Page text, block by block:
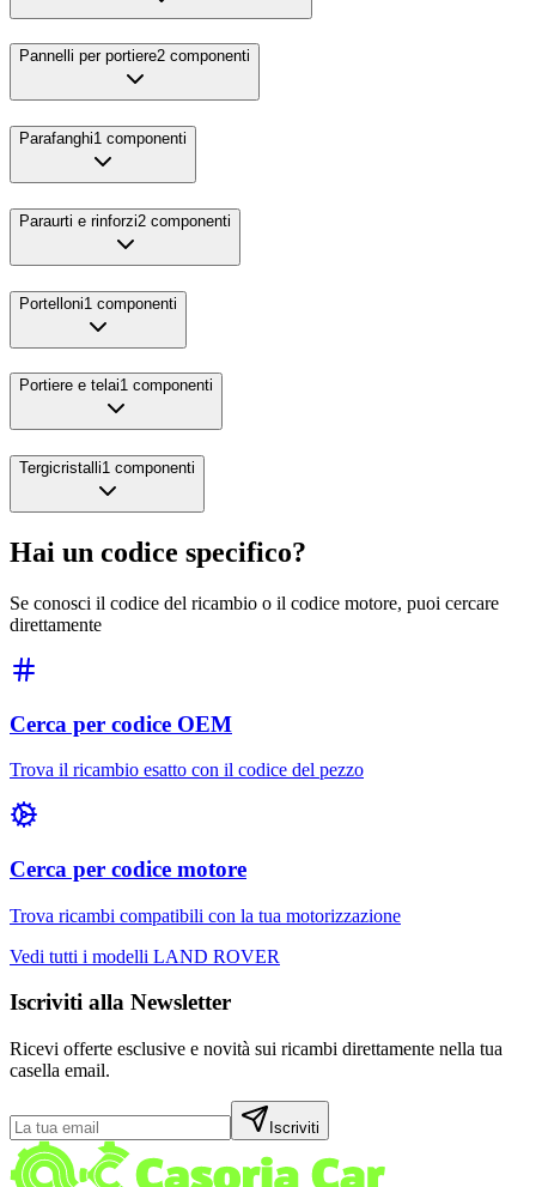
Pannelli per portiere2 componenti
Parafanghi1 componenti
Paraurti e rinforzi2 componenti
Portelloni1 componenti
Portiere e telai1 componenti
Tergicristalli1 componenti
Hai un codice specifico?
Se conosci il codice del ricambio o il codice motore, puoi cercare
direttamente
Cerca per codice OEM
Trova il ricambio esatto con il codice del pezzo
Cerca per codice motore
Trova ricambi compatibili con la tua motorizzazione
Vedi tutti i modelli LAND ROVER
Iscriviti alla Newsletter
Ricevi offerte esclusive e novità sui ricambi direttamente nella tua
casella email.
Iscriviti